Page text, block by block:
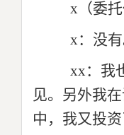
x（委托
x：没有
xx：我
见。另外我
中，我又投